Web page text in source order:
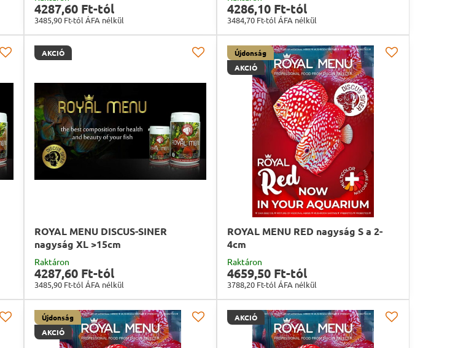
4287,60 Ft-tól
3485,90 Ft-tólÁFA nélkül
4286,10 Ft-tól
3484,70 Ft-tólÁFA nélkül
AKCIÓ
ROYAL MENU DISCUS-SINER
nagyság XL >15cm
Raktáron
4287,60 Ft-tól
3485,90 Ft-tólÁFA nélkül
Újdonság
AKCIÓ
ROYAL MENU RED nagyság S a 2-
4cm
Raktáron
4659,50 Ft-tól
3788,20 Ft-tólÁFA nélkül
Újdonság
AKCIÓ
AKCIÓ